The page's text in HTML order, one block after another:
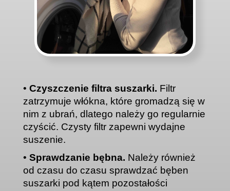
• Czyszczenie filtra suszarki. Filtr
zatrzymuje włókna, które gromadzą się w
nim z ubrań, dlatego należy go regularnie
czyścić. Czysty filtr zapewni wydajne
suszenie.
• Sprawdzanie bębna. Należy również
od czasu do czasu sprawdzać bęben
suszarki pod kątem pozostałości